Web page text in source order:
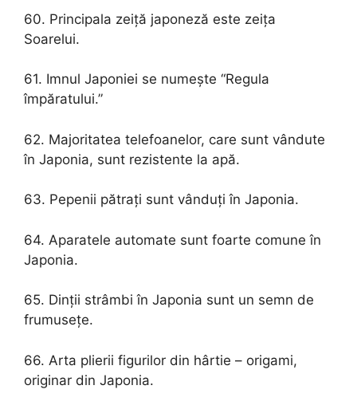
60. Principala zeiță japoneză este zeița
Soarelui.
61. Imnul Japoniei se numește “Regula
împăratului.”
62. Majoritatea telefoanelor, care sunt vândute
în Japonia, sunt rezistente la apă.
63. Pepenii pătrați sunt vânduți în Japonia.
64. Aparatele automate sunt foarte comune în
Japonia.
65. Dinții strâmbi în Japonia sunt un semn de
frumusețe.
66. Arta plierii figurilor din hârtie – origami,
originar din Japonia.